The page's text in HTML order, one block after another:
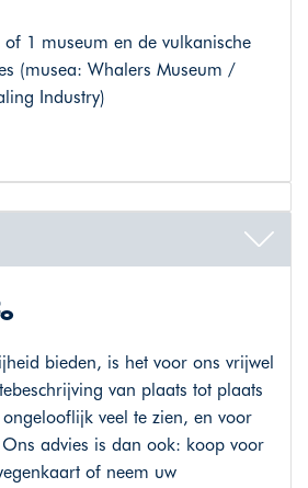
of 1 museum en de vulkanische
(musea: Whalers Museum /
Industry)
bieden, is het voor ons vrijwel
van plaats tot plaats
veel te zien, en voor
advies is dan ook: koop voor
of neem uw